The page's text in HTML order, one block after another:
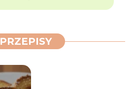
PRZEPISY